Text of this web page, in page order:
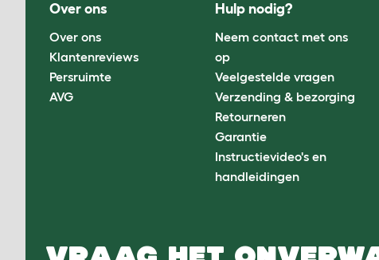
Over ons
Over ons
Klantenreviews
Persruimte
AVG
Hulp nodig?
Neem contact met ons
op
Veelgestelde vragen
Verzending & bezorging
Retourneren
Garantie
Instructievideo's en
handleidingen